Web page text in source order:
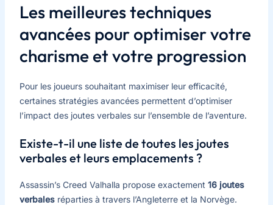
Les meilleures techniques
avancées pour optimiser votre
charisme et votre progression
Pour les joueurs souhaitant maximiser leur efficacité,
certaines stratégies avancées permettent d’optimiser
l’impact des joutes verbales sur l’ensemble de l’aventure.
Existe-t-il une liste de toutes les joutes
verbales et leurs emplacements ?
Assassin’s Creed Valhalla propose exactement 16 joutes
verbalesréparties à travers l’Angleterre et la Norvège.